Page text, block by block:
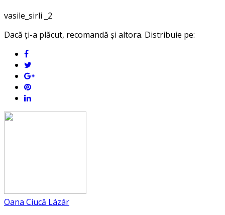
vasile_sirli _2
Dacă ți-a plăcut, recomandă și altora. Distribuie pe:
Oana Ciucă Lázár